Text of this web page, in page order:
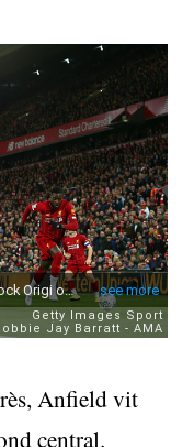
Anfield vit
central.